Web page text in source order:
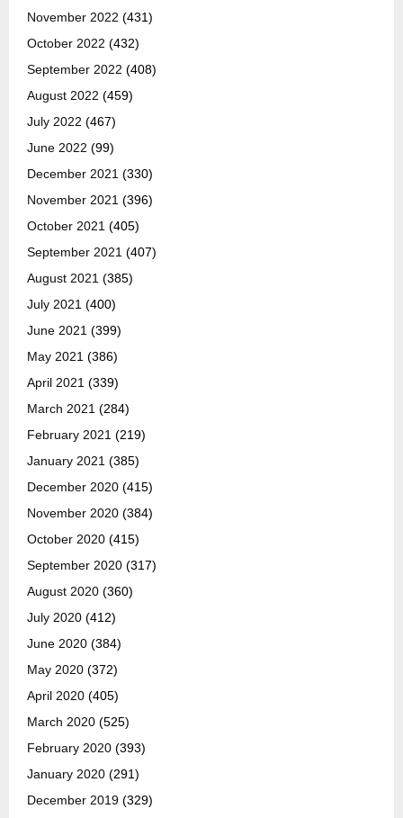
November 2022 (431)
October 2022 (432)
September 2022 (408)
August 2022 (459)
July 2022 (467)
June 2022 (99)
December 2021 (330)
November 2021 (396)
October 2021 (405)
September 2021 (407)
August 2021 (385)
July 2021 (400)
June 2021 (399)
May 2021 (386)
April 2021 (339)
March 2021 (284)
February 2021 (219)
January 2021 (385)
December 2020 (415)
November 2020 (384)
October 2020 (415)
September 2020 (317)
August 2020 (360)
July 2020 (412)
June 2020 (384)
May 2020 (372)
April 2020 (405)
March 2020 (525)
February 2020 (393)
January 2020 (291)
December 2019 (329)